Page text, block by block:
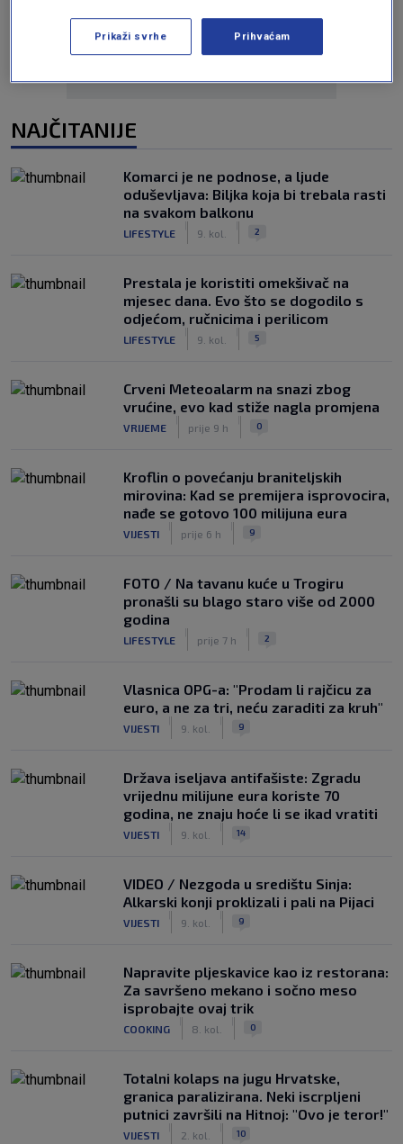
NAJČITANIJE
Komarci je ne podnose, a ljude
oduševljava: Biljka koja bi trebala rasti
na svakom balkonu
LIFESTYLE 9. kol. 2
Prestala je koristiti omekšivač na
mjesec dana. Evo što se dogodilo s
odjećom, ručnicima i perilicom
LIFESTYLE 9. kol. 5
Crveni Meteoalarm na snazi zbog
vrućine, evo kad stiže nagla promjena
VRIJEME prije 9 h 0
Kroflin o povećanju braniteljskih
mirovina: Kad se premijera isprovocira,
nađe se gotovo 100 milijuna eura
VIJESTI prije 6 h 9
FOTO / Na tavanu kuće u Trogiru
pronašli su blago staro više od 2000
godina
LIFESTYLE prije 7 h 2
Vlasnica OPG-a: "Prodam li rajčicu za
euro, a ne za tri, neću zaraditi za kruh"
VIJESTI 9. kol. 9
Država iseljava antifašiste: Zgradu
vrijednu milijune eura koriste 70
godina, ne znaju hoće li se ikad vratiti
VIJESTI 9. kol. 14
VIDEO / Nezgoda u središtu Sinja:
Alkarski konji proklizali i pali na Pijaci
VIJESTI 9. kol. 9
Napravite pljeskavice kao iz restorana:
Za savršeno mekano i sočno meso
isprobajte ovaj trik
COOKING 8. kol. 0
Totalni kolaps na jugu Hrvatske,
granica paralizirana. Neki iscrpljeni
putnici završili na Hitnoj: "Ovo je teror!"
VIJESTI 2. kol. 10
Prikaži svrhe Prihvaćam